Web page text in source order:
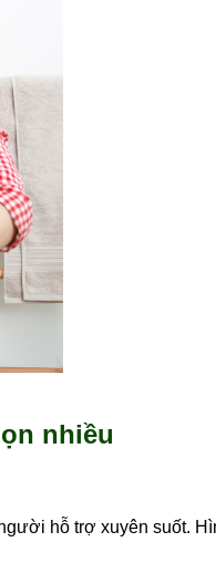
nhiều
hỗ trợ xuyên suốt.